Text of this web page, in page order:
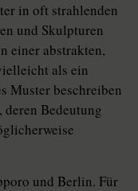
in oft strahlenden
und Skulpturen
einer abstrakten,
als ein
Muster beschreiben
Bedeutung
und Berlin. Für